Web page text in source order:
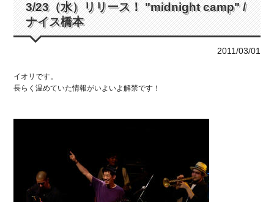
3/23（水）リリース！ "midnight camp" /
ナイス橋本
2011/03/01
イオリです。
長らく温めていた情報がいよいよ解禁です！